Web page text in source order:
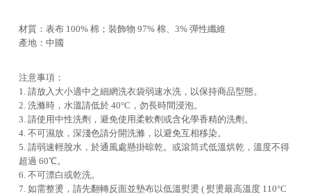
材質：表布 100% 棉；裝飾物 97% 棉、3% 彈性纖維
產地：中國
注意事項：
1. 請放入大小適中之細網洗衣袋弱速水洗，以保持商品型態。
2. 洗滌時，水溫請低於 40°C，勿長時間浸泡。
3. 請使用中性洗劑，避免使用柔軟劑或含化學香精的洗劑。
4. 不可濕放，深淺色請分開洗滌，以避免互相移染。
5. 請弱速輕脫水，於通風處懸掛晾乾。或滾筒式低溫烘乾，溫度不得
超過 60℃。
6. 不可漂白或乾洗。
7. 如需整燙，請先翻轉反面並墊布以低溫熨燙 ( 熨燙最高溫度 110°C